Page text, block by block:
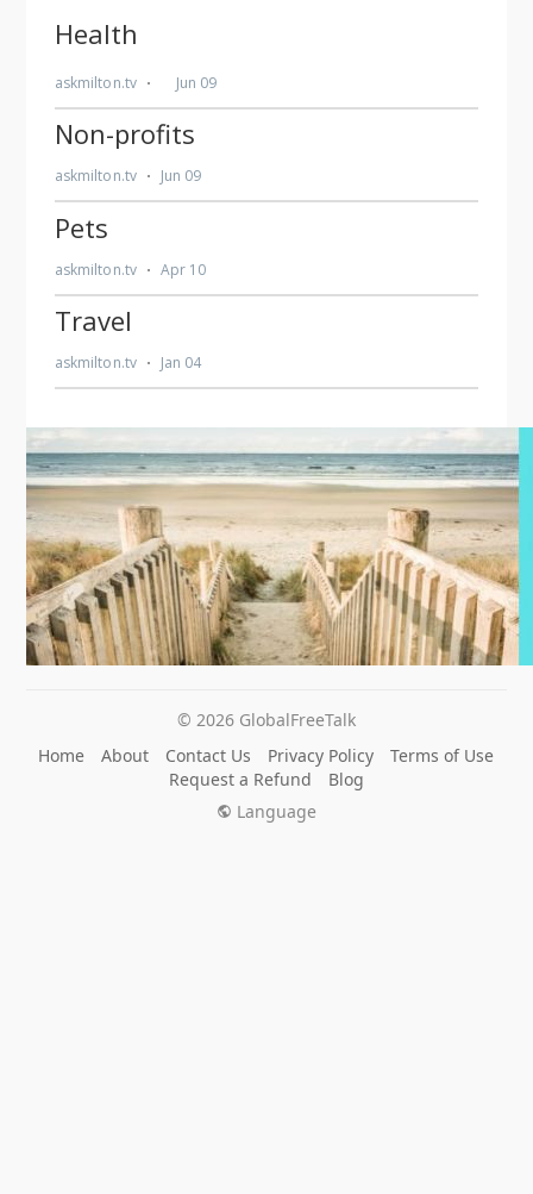
© 2026 GlobalFreeTalk
Home
About Contact Us Privacy Policy
Terms of Use
Request a Refund
Blog
Language